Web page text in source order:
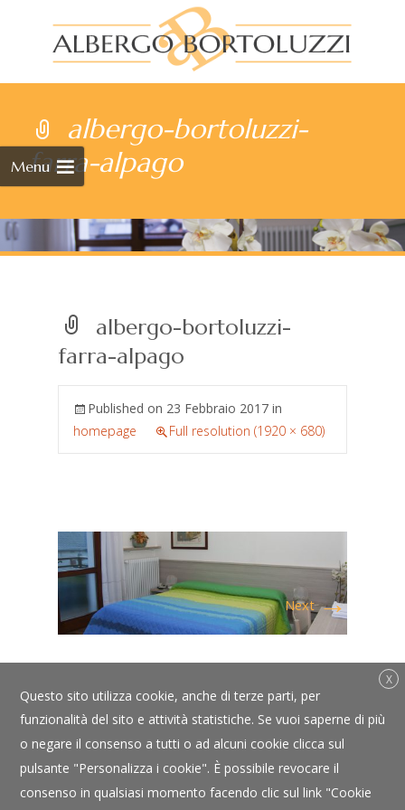
Menu
Skip
albergo-bortoluzzi-
farra-alpago
albergo-bortoluzzi-
farra-alpago
Published on 23 Febbraio 2017 in
homepage
Full resolution (1920 × 680)
Next→
Copyright © Albergo Bortoluzzi - P.IVA 00142090257 - CIN
X
Questo sito utilizza cookie, anche di terze parti, per
funzionalità del sito e attività statistiche. Se vuoi saperne di più
o negare il consenso a tutti o ad alcuni cookie clicca sul
pulsante "Personalizza i cookie". È possibile revocare il
consenso in qualsiasi momento facendo clic sul link "Cookie